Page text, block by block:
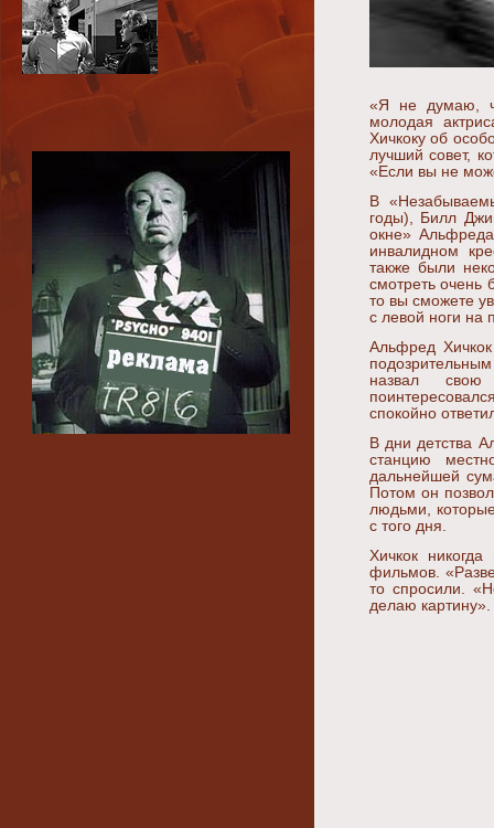
«Я не думаю,
молодая
Хичкоку об
лучший совет,
«Если вы не
В
годы), Билл
окне»
инвалидном
также были
смотреть очень
то вы сможете
с левой ноги на
Альфред
назвал свою
спокойно
В дни детства
станцию
дальнейшей
Потом он
людьми,
с того дня.
Хичкок
фильмов. «Разве
то спросили.
делаю картину».